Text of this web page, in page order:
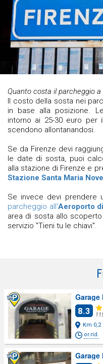
Quanto costa il parcheggio a
Il costo della sosta nei
in base alla posizione.
intorno ai 25-30 euro per
scendono allontanandosi.
Se da Firenze devi
le date di sosta, puoi
alla stazione di Firenze e
Stazione Santa Maria
Se invece devi prendere
parcheggio all'Aeroporto
area di sosta allo
servizio "Tieni tu le chiavi".
Garage
8.3
Km 0,2
or.rid.
Garage